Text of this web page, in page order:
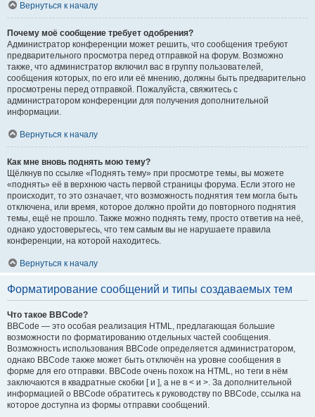
Вернуться к началу
Почему моё сообщение требует одобрения?
Администратор конференции может решить, что сообщения требуют
предварительного просмотра перед отправкой на форум. Возможно
также, что администратор включил вас в группу пользователей,
сообщения которых, по его или её мнению, должны быть предварительно
просмотрены перед отправкой. Пожалуйста, свяжитесь с
администратором конференции для получения дополнительной
информации.
Вернуться к началу
Как мне вновь поднять мою тему?
Щёлкнув по ссылке «Поднять тему» при просмотре темы, вы можете
«поднять» её в верхнюю часть первой страницы форума. Если этого не
происходит, то это означает, что возможность поднятия тем могла быть
отключена, или время, которое должно пройти до повторного поднятия
темы, ещё не прошло. Также можно поднять тему, просто ответив на неё,
однако удостоверьтесь, что тем самым вы не нарушаете правила
конференции, на которой находитесь.
Вернуться к началу
Форматирование сообщений и типы создаваемых тем
Что такое BBCode?
BBCode — это особая реализация HTML, предлагающая большие
возможности по форматированию отдельных частей сообщения.
Возможность использования BBCode определяется администратором,
однако BBCode также может быть отключён на уровне сообщения в
форме для его отправки. BBCode очень похож на HTML, но теги в нём
заключаются в квадратные скобки [ и ], а не в < и >. За дополнительной
информацией о BBCode обратитесь к руководству по BBCode, ссылка на
которое доступна из формы отправки сообщений.